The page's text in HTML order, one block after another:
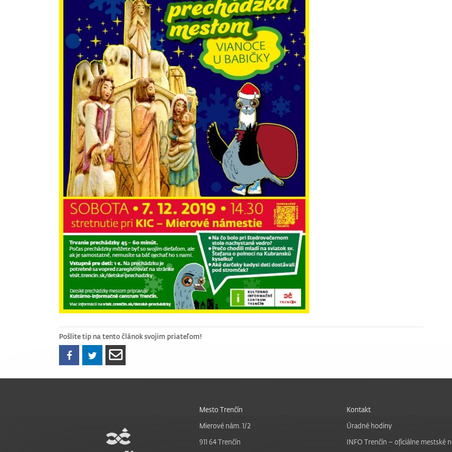
Pošlite tip na tento článok svojim priateľom!
Mesto Trenčín
Mierové nám. 1/2
911 64 Trenčín
Kontakt
Úradné hodiny
INFO Trenčín – oficiálne mestské